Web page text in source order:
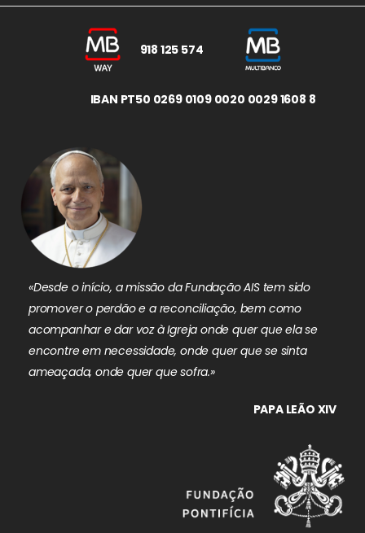
918 125 574
IBAN PT50 0269 0109 0020 0029 1608 8
«Desde o início, a missão da Fundação AIS tem sido
promover o perdão e a reconciliação, bem como
acompanhar e dar voz à Igreja onde quer que ela se
encontre em necessidade, onde quer que se sinta
ameaçada, onde quer que sofra.»
PAPA LEÃO XIV